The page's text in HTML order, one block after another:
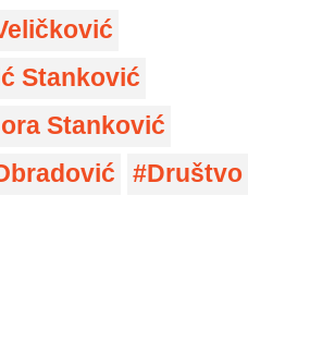
Stanković
Stanković
Društvo